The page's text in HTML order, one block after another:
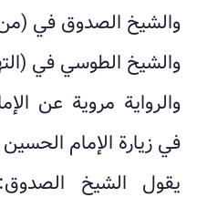
والشيخ الصدوق في
والشيخ الطوسي في
والرواية مروية عن
في زيارة الإمام
يقول الشيخ